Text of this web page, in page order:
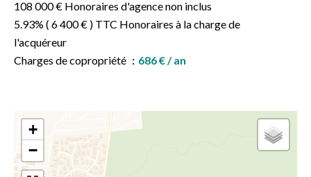
108 000 € Honoraires d'agence non inclus
5.93% ( 6 400 € ) TTC Honoraires à la charge de
l'acquéreur
Charges de copropriété
686 € / an
+
−